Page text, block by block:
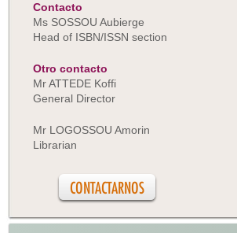
CONTACTARNOS
Contacto
Ms SOSSOU Aubierge
Head of ISBN/ISSN section
Otro contacto
Mr ATTEDE Koffi
General Director
Mr LOGOSSOU Amorin
Librarian